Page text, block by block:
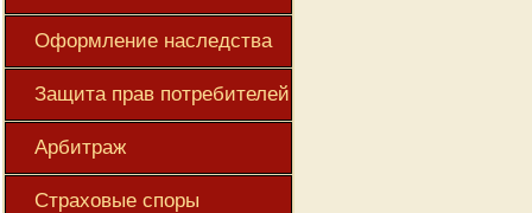
Оформление наследства
Защита прав потребителей
Арбитраж
Страховые споры